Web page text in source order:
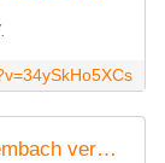
Goldwing - ballade Nord Alsace de Lembach vers l'Allemagne